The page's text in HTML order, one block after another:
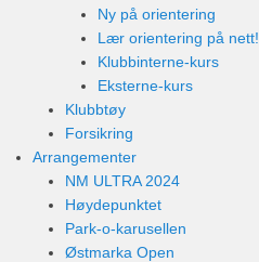
Ny på orientering
Lær orientering på nett!
Klubbinterne-kurs
Eksterne-kurs
Klubbtøy
Forsikring
Arrangementer
NM ULTRA 2024
Høydepunktet
Park-o-karusellen
Østmarka Open